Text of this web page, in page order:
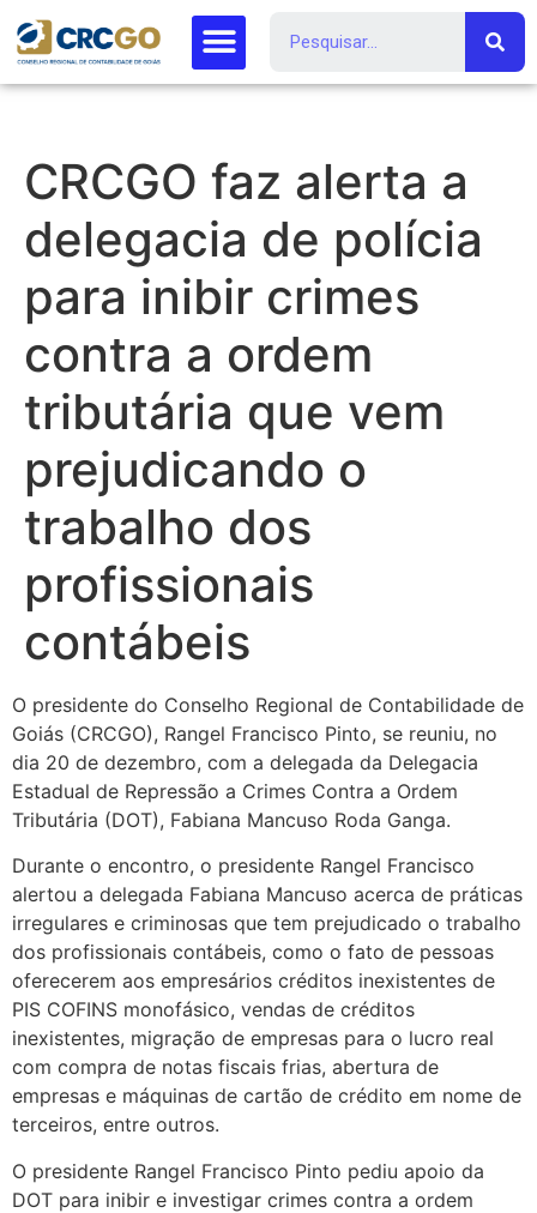
CRCGO faz alerta a
delegacia de polícia
para inibir crimes
contra a ordem
tributária que vem
prejudicando o
trabalho dos
profissionais
contábeis
O presidente do Conselho Regional de Contabilidade de
Goiás (CRCGO), Rangel Francisco Pinto, se reuniu, no
dia 20 de dezembro, com a delegada da Delegacia
Estadual de Repressão a Crimes Contra a Ordem
Tributária (DOT), Fabiana Mancuso Roda Ganga.
Durante o encontro, o presidente Rangel Francisco
alertou a delegada Fabiana Mancuso acerca de práticas
irregulares e criminosas que tem prejudicado o trabalho
dos profissionais contábeis, como o fato de pessoas
oferecerem aos empresários créditos inexistentes de
PIS COFINS monofásico, vendas de créditos
inexistentes, migração de empresas para o lucro real
com compra de notas fiscais frias, abertura de
empresas e máquinas de cartão de crédito em nome de
terceiros, entre outros.
O presidente Rangel Francisco Pinto pediu apoio da
DOT para inibir e investigar crimes contra a ordem